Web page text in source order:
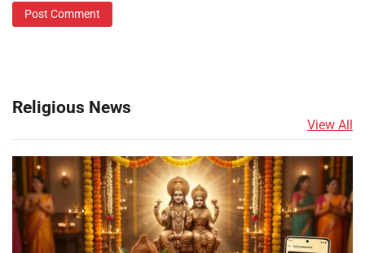
Religious News
View All